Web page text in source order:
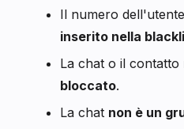
Il numero
inserito nella
La chat o il contatto
bloccato.
La chat non è un